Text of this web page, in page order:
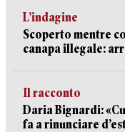
L’indagine
Scoperto mentre
canapa illegale:
Il racconto
Daria Bignardi:
fa a rinunciare